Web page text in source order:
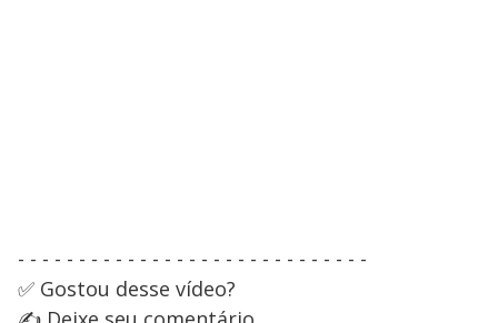
- - - - - - - - - - - - - - - - - - - - - - - - - - - - -
✅ Gostou desse vídeo?